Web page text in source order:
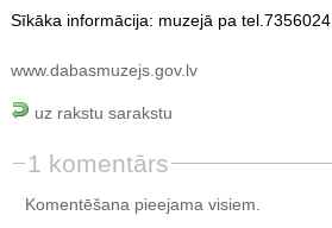
Sīkāka informācija: muzejā pa tel.7356024
www.dabasmuzejs.gov.lv
uz rakstu sarakstu
1 komentārs
Komentēšana pieejama visiem.